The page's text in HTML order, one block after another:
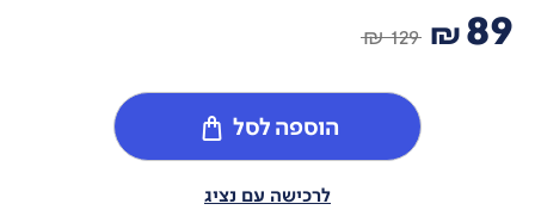
89
₪
129 ₪
הוספה לסל
לרכישה עם נציג